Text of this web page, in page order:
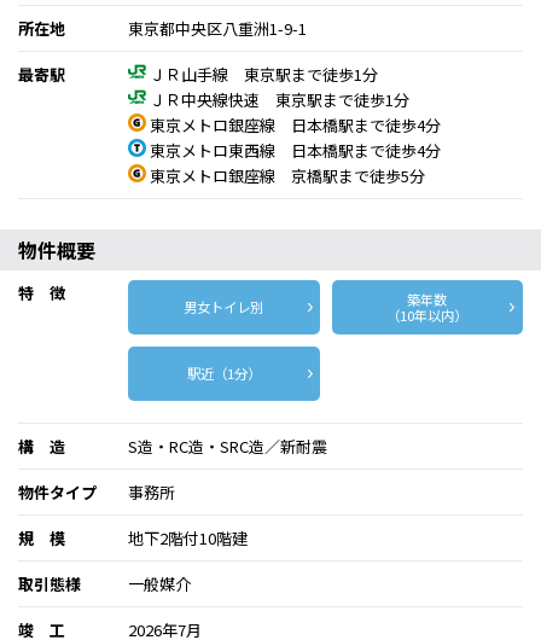
所在地
東京都中央区八重洲1-9-1
最寄駅
ＪＲ山手線 東京駅まで徒歩1分
ＪＲ中央線快速 東京駅まで徒歩1分
東京メトロ銀座線 日本橋駅まで徒歩4分
東京メトロ東西線 日本橋駅まで徒歩4分
東京メトロ銀座線 京橋駅まで徒歩5分
物件概要
特 徴
男女トイレ別
築年数
（10年以内）
駅近（1分）
構 造
S造・RC造・SRC造／新耐震
物件タイプ
事務所
規 模
地下2階付10階建
取引態様
一般媒介
竣 工
2026年7月